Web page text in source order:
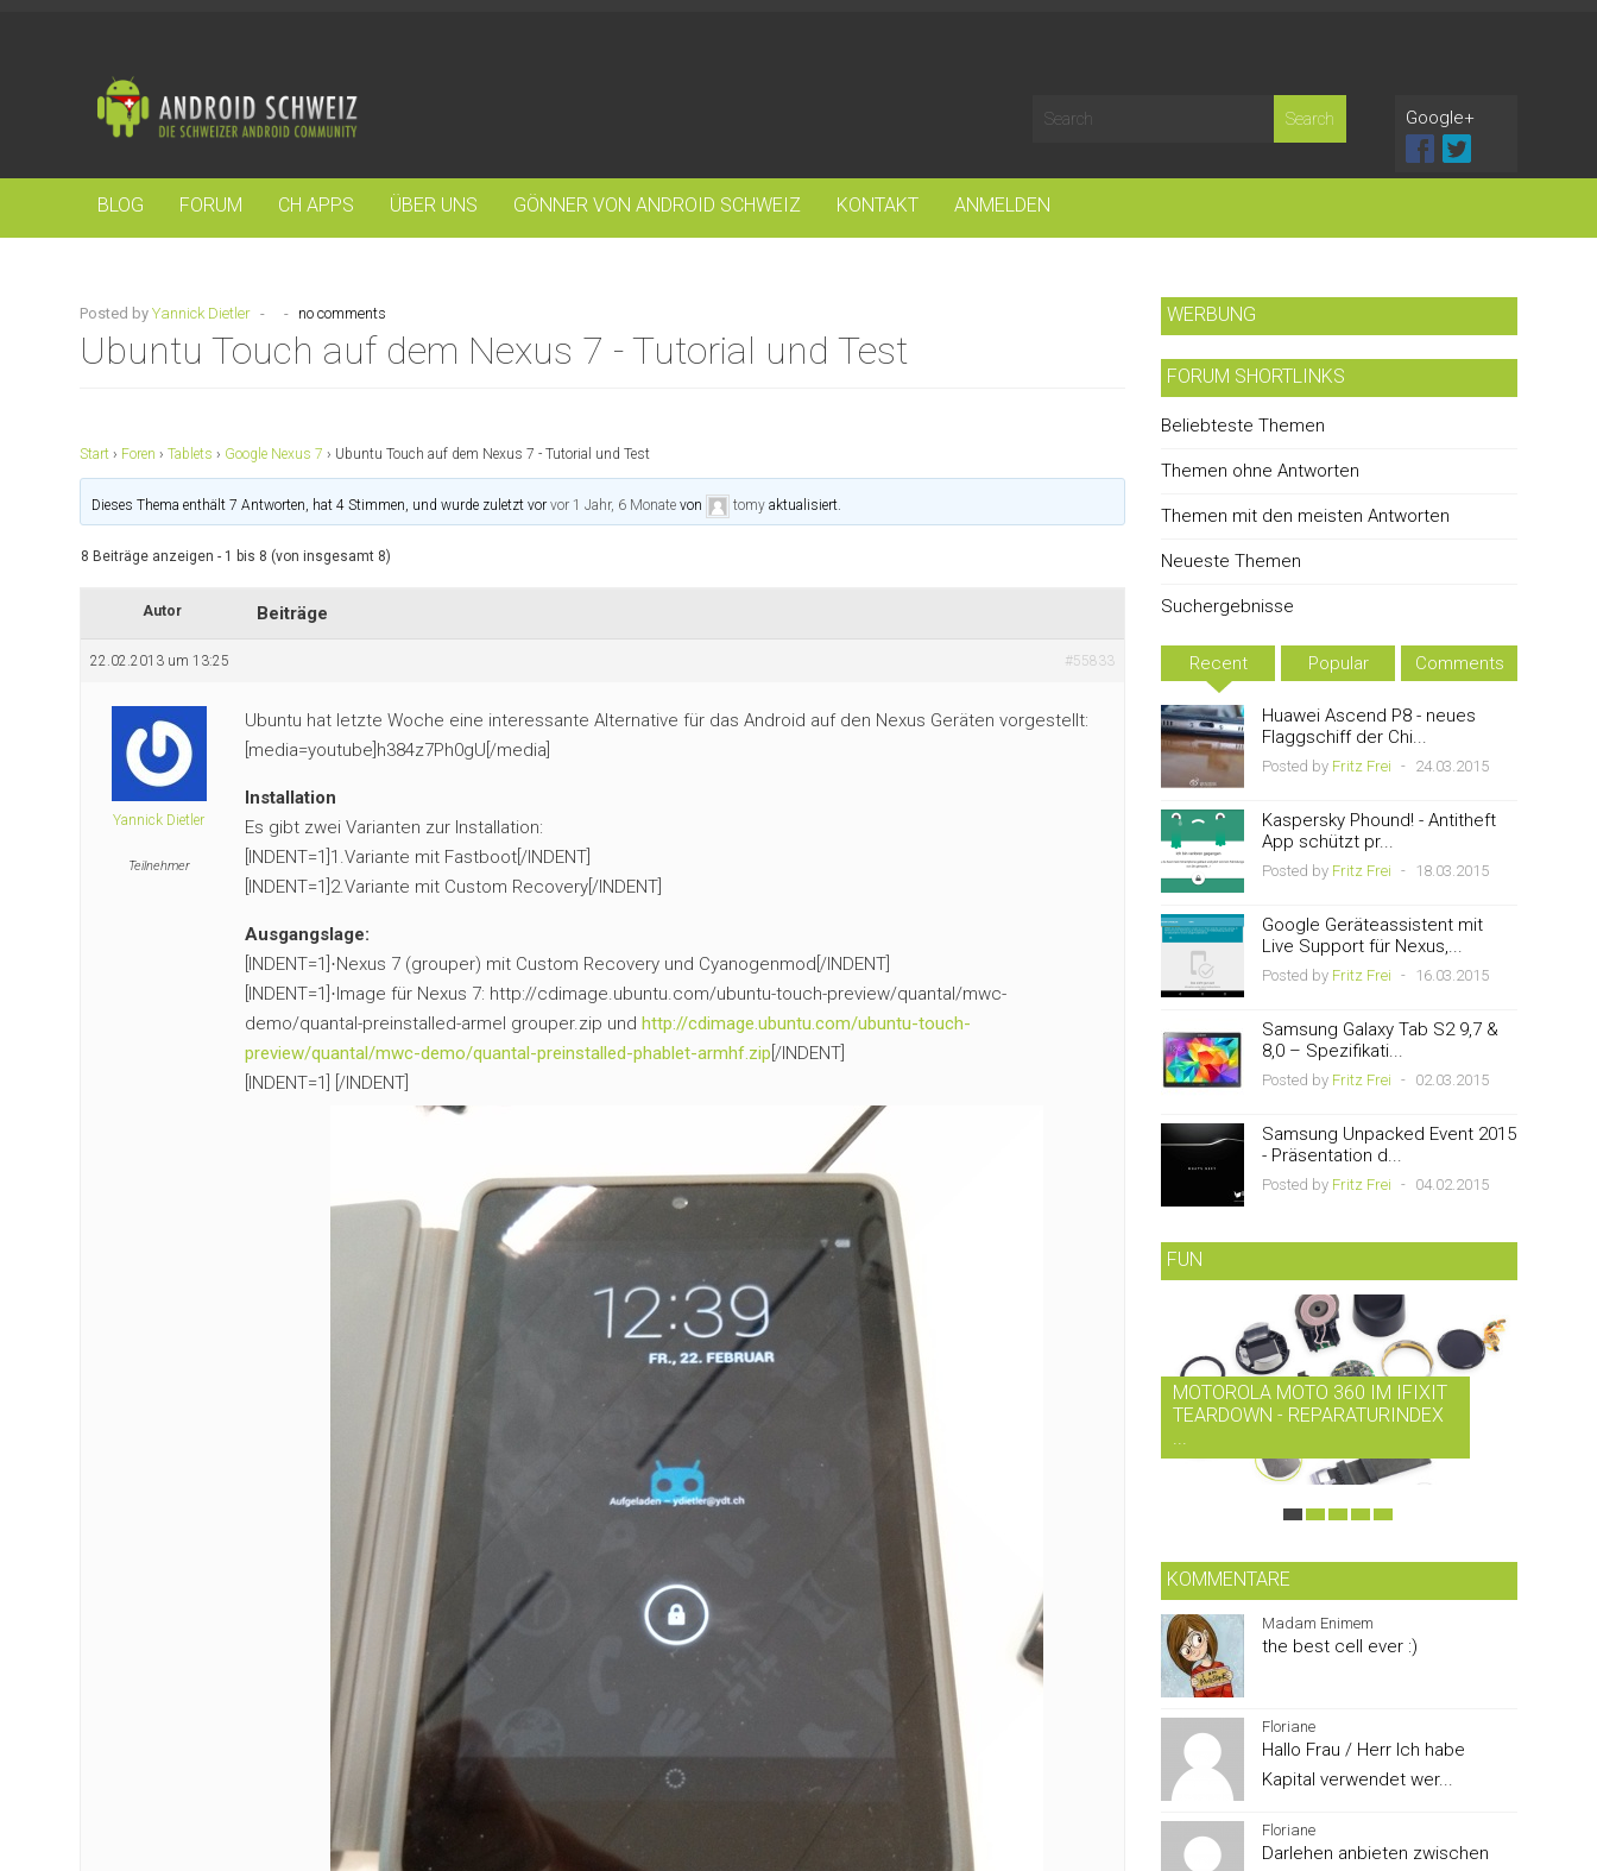
Google+
BLOG FORUM CH APPS ÜBER UNS GÖNNER VON ANDROID SCHWEIZ KONTAKT ANMELDEN
Posted by Yannick Dietler - - no comments
Ubuntu Touch auf dem Nexus 7 - Tutorial und Test
Start › Foren › Tablets › Google Nexus 7 › Ubuntu Touch auf dem Nexus 7 - Tutorial und Test
Dieses Thema enthält 7 Antworten, hat 4 Stimmen, und wurde zuletzt vorvor 1 Jahr, 6 Monate von tomy aktualisiert.
8 Beiträge anzeigen - 1 bis 8 (von insgesamt 8)
Autor Beiträge
22.02.2013 um 13:25 #55833
Yannick Dietler
Teilnehmer
Ubuntu hat letzte Woche eine interessante Alternative für das Android auf den Nexus Geräten vorgestellt:
[media=youtube]h384z7Ph0gU[/media]
Installation
Es gibt zwei Varianten zur Installation:
[INDENT=1]1.Variante mit Fastboot[/INDENT]
[INDENT=1]2.Variante mit Custom Recovery[/INDENT]
Ausgangslage:
[INDENT=1] ·Nexus 7 (grouper) mit Custom Recovery und Cyanogenmod[/INDENT]
[INDENT=1] ·Image für Nexus 7: http://cdimage.ubuntu.com/ubuntu-touch-preview/quantal/mwc-
demo/quantal-preinstalled-armel grouper.zip und http://cdimage.ubuntu.com/ubuntu-touch-
preview/quantal/mwc-demo/quantal-preinstalled-phablet-armhf.zip [/INDENT]
[INDENT=1] [/INDENT]
WERBUNG
FORUM SHORTLINKS
Beliebteste Themen
Themen ohne Antworten
Themen mit den meisten Antworten
Neueste Themen
Suchergebnisse
Recent Popular Comments
Huawei Ascend P8 - neues
Flaggschiff der Chi...
Posted by Fritz Frei - 24.03.2015
Kaspersky Phound! - Antitheft
App schützt pr...
Posted by Fritz Frei - 18.03.2015
Google Geräteassistent mit
Live Support für Nexus,...
Posted by Fritz Frei - 16.03.2015
Samsung Galaxy Tab S2 9,7 &
8,0 – Spezifikati...
Posted by Fritz Frei - 02.03.2015
Samsung Unpacked Event 2015
- Präsentation d...
Posted by Fritz Frei - 04.02.2015
FUN
MOTOROLA MOTO 360 IM IFIXIT
TEARDOWN - REPARATURINDEX
...
KOMMENTARE
Madam Enimem
the best cell ever :)
Floriane
Hallo Frau / Herr Ich habe
Kapital verwendet wer...
Floriane
Darlehen anbieten zwischen